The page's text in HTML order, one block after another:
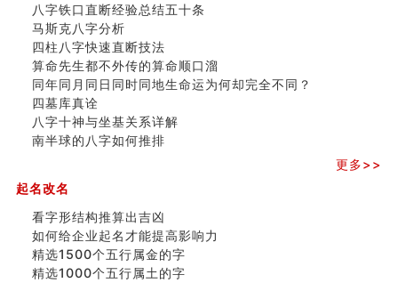
玄空本义 (三)
飞灵山传说故事
命理解说：想请问什么时候能够遇到姻缘结婚？
商舖選址的風水講究 (下)
吉凶神跳上大运时的断法【四柱技巧】
家居常見風水形煞及化解方法 (一)
刘燮鈞讲人相 手纹与命运(一)
玄空本义 (二)
大門風水五大禁忌！大門風水擺設？門中門風水解方？
出现这几种面相桃花泛
寓意好的五行属水的汉字有哪些？五行属水的汉字大全
八字铁口直断经验总结五十条
马斯克八字分析
四柱八字快速直断技法
算命先生都不外传的算命顺口溜
同年同月同日同时同地生命运为何却完全不同？
四墓库真诠
八字十神与坐基关系详解
南半球的八字如何推排
更多>>
起名改名
看字形结构推算出吉凶
如何给企业起名才能提高影响力
精选1500个五行属金的字
精选1000个五行属土的字